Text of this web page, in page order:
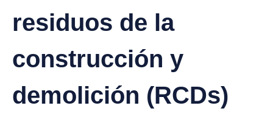
residuos de la
construcción y
demolición (RCDs)